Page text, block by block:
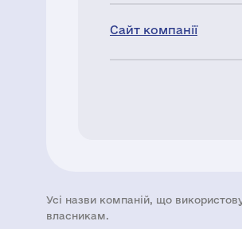
Сайт компанії
Усі назви компаній, що
власникам.